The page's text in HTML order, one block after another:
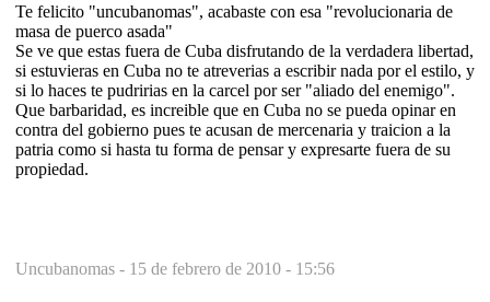
Te felicito "uncubanomas", acabaste con esa "revolucionaria de
masa de puerco asada"
Se ve que estas fuera de Cuba disfrutando de la verdadera libertad,
si estuvieras en Cuba no te atreverias a escribir nada por el estilo, y
si lo haces te pudririas en la carcel por ser "aliado del enemigo".
Que barbaridad, es increible que en Cuba no se pueda opinar en
contra del gobierno pues te acusan de mercenaria y traicion a la
patria como si hasta tu forma de pensar y expresarte fuera de su
propiedad.
Uncubanomas - 15 de febrero de 2010 - 15:56